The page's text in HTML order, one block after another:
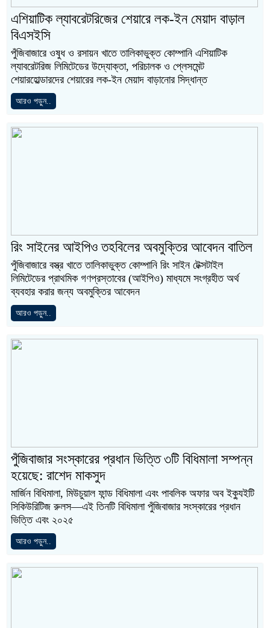
এশিয়াটিক ল্যাবরেটরিজের শেয়ারে লক-ইন মেয়াদ বাড়াল
বিএসইসি
পুঁজিবাজারে ওষুধ ও রসায়ন খাতে তালিকাভুক্ত কোম্পানি এশিয়াটিক
ল্যাবরেটরিজ লিমিটেডের উদ্যোক্তা, পরিচালক ও প্লেসমেন্ট
শেয়ারহোল্ডারদের শেয়ারের লক-ইন মেয়াদ বাড়ানোর সিদ্ধান্ত
আরও পড়ুন..
রিং সাইনের আইপিও তহবিলের অবমুক্তির আবেদন বাতিল
পুঁজিবাজারে বস্ত্র খাতে তালিকাভুক্ত কোম্পানি রিং সাইন টেক্সটাইল
লিমিটেডের প্রাথমিক গণপ্রস্তাবের (আইপিও) মাধ্যমে সংগ্রহীত অর্থ
ব্যবহার করার জন্য অবমুক্তির আবেদন
আরও পড়ুন..
পুঁজিবাজার সংস্কারের প্রধান ভিত্তি ৩টি বিধিমালা সম্পন্ন
হয়েছে: রাশেদ মাকসুদ
মার্জিন বিধিমালা, মিউচুয়াল ফান্ড বিধিমালা এবং পাবলিক অফার অব ইক্যুইটি
সিকিউরিটিজ রুলস—এই তিনটি বিধিমালা পুঁজিবাজার সংস্কারের প্রধান
ভিত্তি এবং ২০২৫
আরও পড়ুন..